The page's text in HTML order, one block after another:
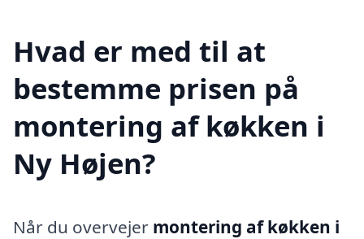
Hvad er med til at
bestemme prisen på
montering af køkken i
Ny Højen?
Når du overvejer montering af køkken i